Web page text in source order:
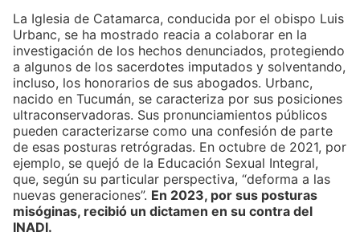
La Iglesia de Catamarca, conducida por el obispo Luis
Urbanc, se ha mostrado reacia a colaborar en la
investigación de los hechos denunciados, protegiendo
a algunos de los sacerdotes imputados y solventando,
incluso, los honorarios de sus abogados. Urbanc,
nacido en Tucumán, se caracteriza por sus posiciones
ultraconservadoras. Sus pronunciamientos públicos
pueden caracterizarse como una confesión de parte
de esas posturas retrógradas. En octubre de 2021, por
ejemplo, se quejó de la Educación Sexual Integral,
que, según su particular perspectiva, “deforma a las
nuevas generaciones”. En 2023, por sus posturas
misóginas, recibió un dictamen en su contra del
INADI.